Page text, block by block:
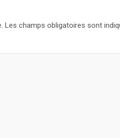
Les champs obligatoires sont